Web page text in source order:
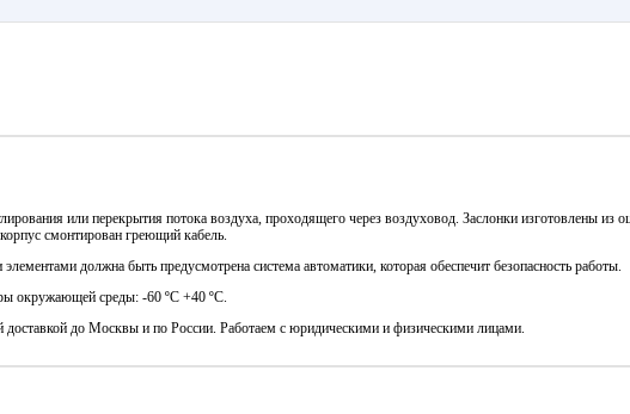
или перекрытия потока воздуха, проходящего через воздуховод. Заслонки изготовлены
смонтирован греющий кабель.
должна быть предусмотрена система автоматики, которая обеспечит безопасность работы.
окружающей среды: -60 ºС +40 ºС.
до Москвы и по России. Работаем с юридическими и физическими лицами.